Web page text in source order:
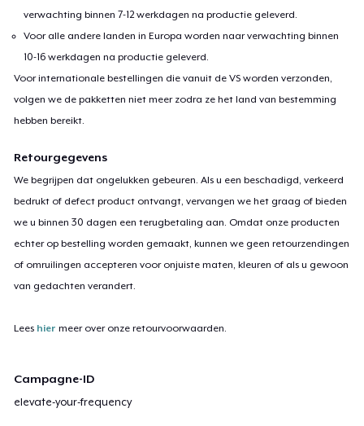
verwachting binnen 7-12 werkdagen na productie geleverd.
Voor alle andere landen in Europa worden naar verwachting binnen
10-16 werkdagen na productie geleverd.
Voor internationale bestellingen die vanuit de VS worden verzonden,
volgen we de pakketten niet meer zodra ze het land van bestemming
hebben bereikt.
Retourgegevens
We begrijpen dat ongelukken gebeuren. Als u een beschadigd, verkeerd
bedrukt of defect product ontvangt, vervangen we het graag of bieden
we u binnen 30 dagen een terugbetaling aan. Omdat onze producten
echter op bestelling worden gemaakt, kunnen we geen retourzendingen
of omruilingen accepteren voor onjuiste maten, kleuren of als u gewoon
van gedachten verandert.
Lees hier meer over onze retourvoorwaarden.
Campagne-ID
elevate-your-frequency